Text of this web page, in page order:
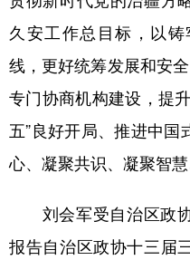
久安工作总目标，以
线，更好统筹发展和安
专门协商机构建设，提
五”良好开局、推进中国
心、凝聚共识、凝聚智慧
刘会军受自治区政协
报告自治区政协十三届